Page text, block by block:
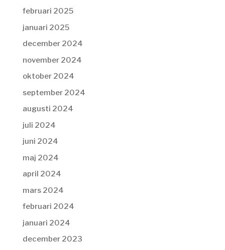
februari 2025
januari 2025
december 2024
november 2024
oktober 2024
september 2024
augusti 2024
juli 2024
juni 2024
maj 2024
april 2024
mars 2024
februari 2024
januari 2024
december 2023